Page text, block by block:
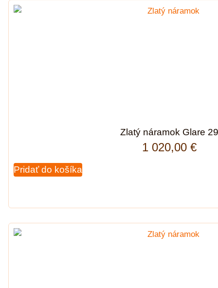
Zlatý náramok Glare 29
1 020,00 €
Pridať do košíka